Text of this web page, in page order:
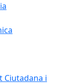
Ciutadana i